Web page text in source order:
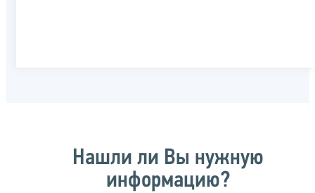
Нашли ли Вы нужную
информацию?